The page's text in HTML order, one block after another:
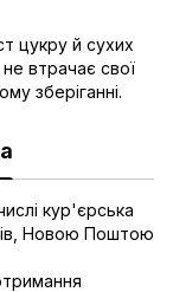
цукру й сухих
втрачає свої
зберіганні.
кур'єрська
Новою Поштою